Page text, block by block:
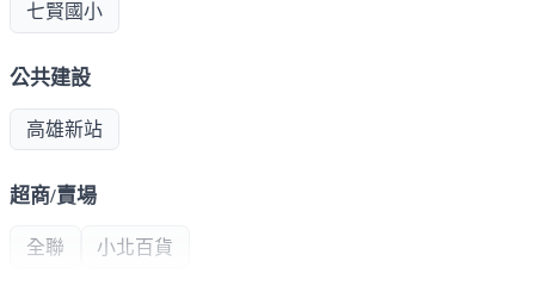
七賢國小
公共建設
高雄新站
超商/賣場
全聯 小北百貨